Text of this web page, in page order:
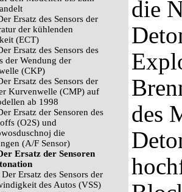
Ersatz des Sensors der
der kühlenden
(ECT)
Ersatz des Sensors des
der Wendung der
(CKP)
Ersatz des Sensors der
Kurvenwelle (CMP) auf
ab 1998
Ersatz der Sensoren des
(O2S) und
die
(A/F Sensor)
Ersatz der Sensoren
Ersatz des Sensors der
des Autos (VSS)
die
des